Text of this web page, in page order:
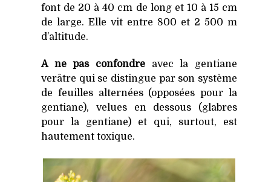
font de 20 à 40 cm de long et 10 à 15 cm
de large. Elle vit entre 800 et 2 500 m
d’altitude.
A ne pas confondre avec la gentiane
verâtre qui se distingue par son système
de feuilles alternées (opposées pour la
gentiane), velues en dessous (glabres
pour la gentiane) et qui, surtout, est
hautement toxique.